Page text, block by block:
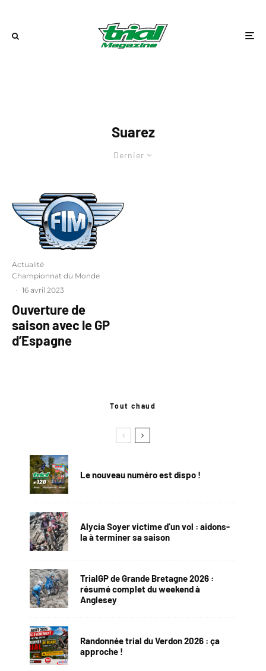
Suarez
Dernier
Actualité
Championnat du Monde
· 16 avril 2023
Ouverture de
saison avec le GP
d’Espagne
Tout chaud
Le nouveau numéro est dispo !
Alycia Soyer victime d’un vol : aidons-
la à terminer sa saison
TrialGP de Grande Bretagne 2026 :
résumé complet du weekend à
Anglesey
Randonnée trial du Verdon 2026 : ça
approche !